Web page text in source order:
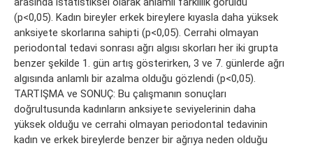
(p<0,05). Kadın bireyler erkek bireylere kıyasla daha yüksek
anksiyete skorlarına sahipti (p<0,05). Cerrahi olmayan
periodontal tedavi sonrası ağrı algısı skorları her iki grupta
benzer şekilde 1. gün artış gösterirken, 3 ve 7. günlerde ağrı
algısında anlamlı bir azalma olduğu gözlendi (p<0,05).
TARTIŞMA ve SONUÇ: Bu çalışmanın sonuçları
doğrultusunda kadınların anksiyete seviyelerinin daha
yüksek olduğu ve cerrahi olmayan periodontal tedavinin
kadın ve erkek bireylerde benzer bir ağrıya neden olduğu